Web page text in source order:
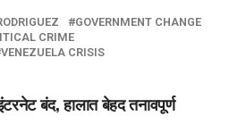
GOVERNMENT CHANGE
CRIME
VENEZUELA CRISIS
बंद, हालात बेहद तनावपूर्ण